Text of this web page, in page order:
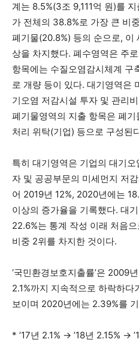
계는 8.5%(3조 9,111억 원)를
가 전체의 38.8%로 가장 큰 비
폐기물(20.8%) 등의 순으로, 이
상을 차지했다. 폐수영역은 주
항목에는 수질오염감시체계 구
로 개량 등이 있다. 대기영역은
기오염 저감시설 투자 및 관리
폐기물영역의 지출 항목은 폐기
처리 위탁(기업) 등으로 구성된
특히 대기영역은 기업의 대기
자 및 공공부문의 미세먼지 저
어 2019년 12%, 2020년에는
이상의 증가율을 기록했다. 대
22.6%는 통계 작성 이래 처음
비중 2위를 차지한 것이다.
‘국민환경보호지출률’은 2009
2.1%까지 지속적으로 하락하
보이며 2020년에는 2.39%를
* ’17년 2.1% → ’18년 2.15% →